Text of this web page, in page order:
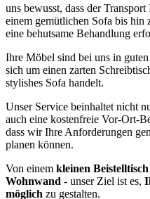
uns bewusst, dass der
einem gemütlichen Sofa bis hin
eine behutsame Behandlung
Ihre Möbel sind bei uns in
sich um einen zarten
stylishes Sofa handelt.
Unser Service beinhaltet nicht
auch eine kostenfreie Vor-Ort-
dass wir Ihre Anforderungen
planen können.
Von einem kleinen Beistelltisch
Wohnwand - unser Ziel ist es,
möglich zu gestalten.